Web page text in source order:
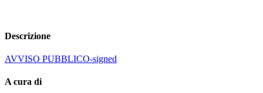
Descrizione
AVVISO PUBBLICO-signed
A cura di